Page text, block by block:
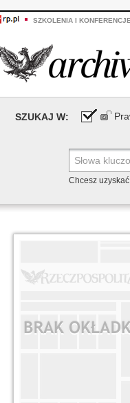
SZKOLENIA I KONFERENCJE
SZUKAJ W:
Chcesz